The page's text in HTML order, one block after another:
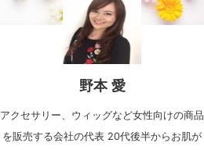
野本 愛
アクセサリー、ウィッグなど女性向けの商品
を販売する会社の代表 20代後半からお肌が